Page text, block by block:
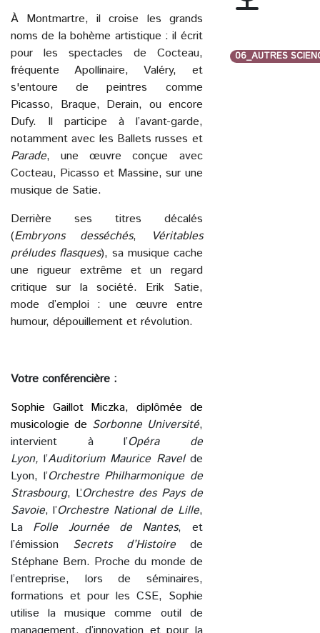
À Montmartre, il croise les grands
noms de la bohème artistique : il écrit
pour les spectacles de Cocteau,
fréquente Apollinaire, Valéry, et
s'entoure de peintres comme
Picasso, Braque, Derain, ou encore
Dufy. Il participe à l’avant-garde,
notamment avec les Ballets russes et
Parade, une œuvre conçue avec
Cocteau, Picasso et Massine, sur une
musique de Satie.
Derrière ses titres décalés
(Embryons desséchés,
Véritables
préludes flasques), sa musique cache
une rigueur extrême et un regard
critique sur la société. Erik Satie,
mode d’emploi : une œuvre entre
humour, dépouillement et révolution.
Votre conférencière :
Sophie Gaillot Miczka, diplômée de
musicologie de Sorbonne Université,
intervient à l’Opéra
de
Lyon, l’Auditorium Maurice Ravelde
Lyon, l’Orchestre Philharmonique de
Strasbourg, L’Orchestre des Pays de
Savoie, l’Orchestre National de Lille,
La Folle Journée de Nantes, et
l’émission Secrets d’Histoire de
Stéphane Bern. Proche du monde de
l’entreprise, lors de séminaires,
formations et pour les CSE, Sophie
utilise la musique comme outil de
06_AUTRES